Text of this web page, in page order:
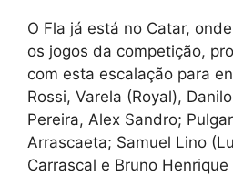
O Fla já está no Catar,
os jogos da competição,
com esta escalação para
Rossi, Varela (Royal),
Pereira, Alex Sandro;
Arrascaeta; Samuel Lino
Carrascal e Bruno Henrique